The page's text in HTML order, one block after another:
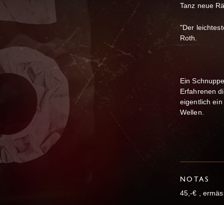
Tanz neue
"Der
Roth.
Ein
Erfahrenen
eigentlich
Wellen.
NOTAS
45,-€ ,